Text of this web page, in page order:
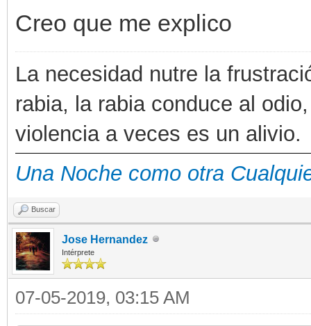
Creo que me explico
La necesidad nutre la
rabia, la rabia conduce al
violencia a veces es un alivio.
Una Noche como otra
Buscar
Jose Hernandez
Intérprete
07-05-2019, 03:15 AM